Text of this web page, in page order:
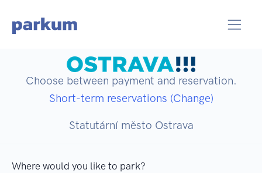
Choose between payment and reservation.
Short-term reservations (Change)
Statutární město Ostrava
Where would you like to park?